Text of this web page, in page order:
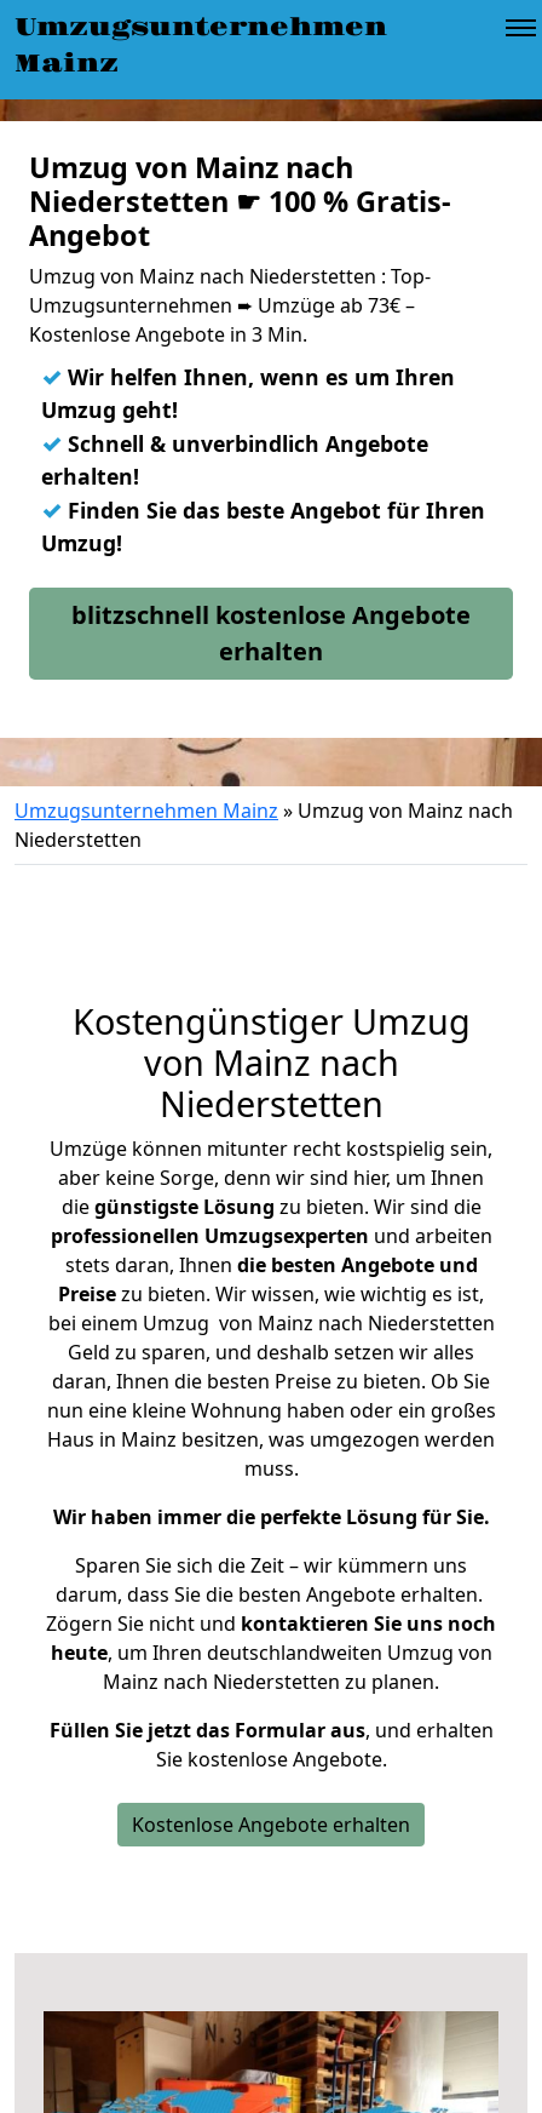
Umzugsunternehmen
Mainz
Umzug von Mainz nach
Niederstetten ☛ 100 % Gratis-
Angebot
Umzug von Mainz nach Niederstetten : Top-
Umzugsunternehmen ➨ Umzüge ab 73€ –
Kostenlose Angebote in 3 Min.
✓ Wir helfen Ihnen, wenn es um Ihren
Umzug geht!
✓ Schnell & unverbindlich Angebote
erhalten!
✓ Finden Sie das beste Angebot für Ihren
Umzug!
blitzschnell kostenlose Angebote
erhalten
Umzugsunternehmen Mainz » Umzug von Mainz nach
Niederstetten
Kostengünstiger Umzug
von Mainz nach
Niederstetten
Umzüge können mitunter recht kostspielig sein,
aber keine Sorge, denn wir sind hier, um Ihnen
diegünstigste Lösung zu bieten. Wir sind die
professionellen Umzugsexperten und arbeiten
stets daran, Ihnen die besten Angebote und
Preisezu bieten. Wir wissen, wie wichtig es ist,
bei einem Umzug von Mainz nach Niederstetten
Geld zu sparen, und deshalb setzen wir alles
daran, Ihnen die besten Preise zu bieten. Ob Sie
nun eine kleine Wohnung haben oder ein großes
Haus in Mainz besitzen, was umgezogen werden
muss.
Wir haben immer die perfekte Lösung für Sie.
Sparen Sie sich die Zeit – wir kümmern uns
darum, dass Sie die besten Angebote erhalten.
Zögern Sie nicht und kontaktieren Sie uns noch
heute, um Ihren deutschlandweiten Umzug von
Mainz nach Niederstetten zu planen.
Füllen Sie jetzt das Formular aus, und erhalten
Sie kostenlose Angebote.
Kostenlose Angebote erhalten